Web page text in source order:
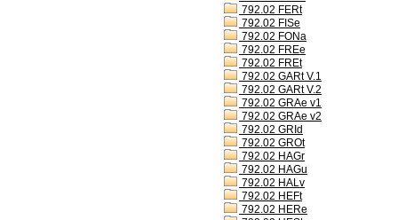
792.02 FERt
792.02 FISe
792.02 FONa
792.02 FREe
792.02 FREt
792.02 GARt V.1
792.02 GARt V.2
792.02 GRAe v1
792.02 GRAe v2
792.02 GRId
792.02 GROt
792.02 HAGr
792.02 HAGu
792.02 HALv
792.02 HEFt
792.02 HERe